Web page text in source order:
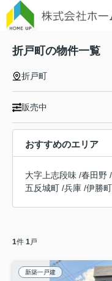
折戸町の物件一覧
折戸町
販売中
おすすめのエリア
大字上志段味 /春田野 /
五反城町 /兵庫 /伊勝町
1件 1戸
新築一戸建